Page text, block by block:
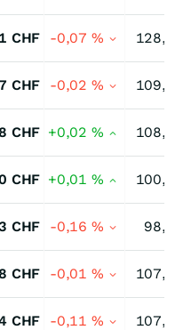
CHF -0,07 %
CHF -0,02 %
CHF +0,02 %
CHF +0,01 %
CHF -0,16 %
CHF -0,01 %
CHF -0,11 %